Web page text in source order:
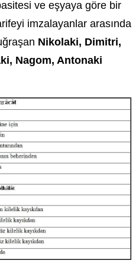
ve eşyaya göre bir
imzalayanlar arasında
Nikolaki, Dimitri,
Nagom, Antonaki